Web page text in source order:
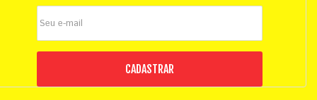
CADASTRAR